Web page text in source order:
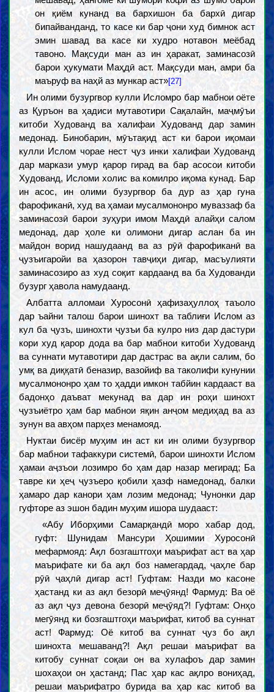
он қиём кунанд ва бархишон ба бархӣ дигар
бипайванданд, то касе ки бар ҷони худ бимнок аст
эмин шавад ва касе ки худро нотавон меёбад
тавоно. Мақсуди ман аз ин ҳаракат, заминасозӣ
барои ҳукумати Маҳдӣ аст. Мақсуди ман, амри ба
маъруф ва наҳй аз мункар аст»[27]
Ин олими бузургвор кулли Исломро бар мабнои оёте
аз Қуръон ва ҳадиси мутавотири Сақалайн, маҷмӯъи
китоби Худованд ва халифаи Худованд дар замин
медонад. Бинобарин, мӯътақид аст ки барои иқомаи
кулли Ислом чорае нест ҷуз инки халифаи Худованд
дар маркази умур қарор гирад ва бар асосои китоби
Худованд, Исломи холис ва комилро иқома кунад. Бар
ин асос, ин олими бузургвор ба дур аз ҳар гуна
фарофиканӣ, худ ва ҳамаи мусалмононро муваззаф ба
заминасозӣ барои зуҳури имом Маҳдӣ алайҳи салом
медонад, дар ҳоле ки олимони дигар аслан ба ин
майдон ворид нашудаанд ва аз рӯӣ фарофиканӣ ва
ҷузъигаройи ва ҳазорон тавҷиҳи дигар, масъулияти
заминасозиро аз худ соқит кардаанд ва ба Худованди
бузург ҳавола намудаанд.
Албатта алломаи Хуросонӣ ҳафизаҳуллоҳ таъоло
дар ъайни талош барои шинохт ва таблиғи Ислом аз
кул ба ҷузъ, шинохти ҷузъи ба кулро низ дар дастури
кори худ қарор дода ва бар мабнои китоби Худованд
ва суннати мутавотири дар дастрас ва ақли салим, бо
умқ ва диққатӣ беназир, вазойиф ва таколифи кунунии
мусалмононро ҳам то ҳадди имкон табйин кардааст ва
бадонҳо даъват мекунад ва дар ин роҳи шинохт
ҷузъиётро ҳам бар мабнои яқин анҷом медиҳад ва аз
зунун ва авҳом парҳез менамояд.
Нуктаи бисёр муҳим ин аст ки ин олими бузургвор
бар мабнои тафаккури системӣ, барои шинохти Ислом
ҳамаи аҷзъои лозимро бо ҳам дар назар мегирад; Ба
тавре ки ҳеҷ ҷузъеро қобили ҳазф намедонад, балки
ҳамаро дар канори ҳам лозим медонад; Чунонки дар
гуфторе аз эшон бадин муҳим ишора шудааст:
«Абу Иборҳими Самарқандӣ моро хабар дод,
гуфт: Шунидам Мансури Ҳошимии Хуросонӣ
мефармояд: Ақл бозгаштгоҳи маърифат аст ва ҳар
маърифате ки ба ақл боз намегардад, ҷаҳле бар
рӯӣ ҷаҳлӣ дигар аст! Гуфтам: Назди мо касоне
ҳастанд ки аз ақл безорӣ меҷӯянд! Фармуд: Ва оё
аз ақл ҷуз девона безорӣ меҷӯяд?! Гуфтам: Онҳо
мегӯянд ки бозгаштгоҳи маърифат, китоб ва суннат
аст! Фармуд: Оё китоб ва суннат ҷуз бо ақл
шинохта мешаванд?! Ақл решаи маърифат ва
китобу суннат соқаи он ва хулафоъ дар замин
шохаҳои он ҳастанд; Пас ҳар кас ақлро вониҳад,
решаи маърифатро бурида ва ҳар кас китоб ва